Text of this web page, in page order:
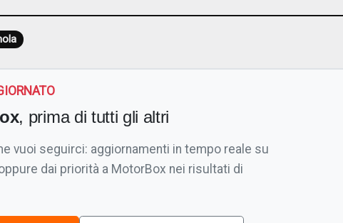
, prima di tutti gli altri
vuoi seguirci: aggiornamenti in tempo reale su
dai priorità a MotorBox nei risultati di